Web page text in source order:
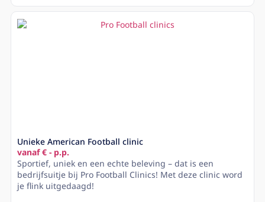
Unieke American Football clinic
vanaf € - p.p.
Sportief, uniek en een echte beleving – dat is een
bedrijfsuitje bij Pro Football Clinics! Met deze clinic word
je flink uitgedaagd!